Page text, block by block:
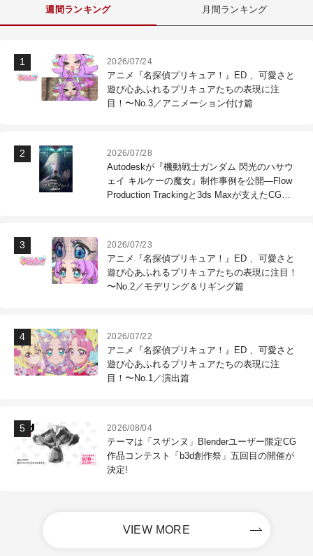
週間ランキング 月間ランキング
2026/07/24
アニメ『名探偵プリキュア！』ED 、可愛さと
遊び心あふれるプリキュアたちの表現に注
目！〜No.3／アニメーション付け篇
2026/07/28
Autodeskが『機動戦士ガンダム 閃光のハサウ
ェイ キルケーの魔女』制作事例を公開―Flow
Production Trackingと3ds Maxが支えたCG制
2026/07/23
アニメ『名探偵プリキュア！』ED 、可愛さと
遊び心あふれるプリキュアたちの表現に注目！
〜No.2／モデリング＆リギング篇
2026/07/22
アニメ『名探偵プリキュア！』ED 、可愛さと
遊び心あふれるプリキュアたちの表現に注
目！〜No.1／演出篇
2026/08/04
テーマは「スザンヌ」Blenderユーザー限定CG
作品コンテスト「b3d創作祭」五回目の開催が
決定!
VIEW MORE